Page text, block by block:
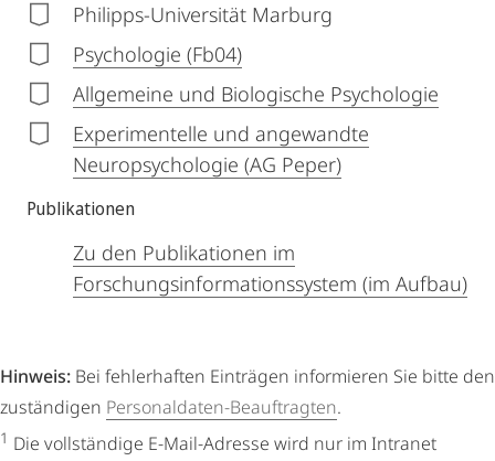
Philipps-Universität Marburg
Psychologie (Fb04)
Allgemeine und Biologische Psychologie
Experimentelle und angewandte
Neuropsychologie (AG Peper)
Publikationen
Zu den Publikationen im
Forschungsinformationssystem (im Aufbau)
Hinweis: Bei fehlerhaften Einträgen informieren Sie bitte den
zuständigen Personaldaten-Beauftragten.
1 Die vollständige E-Mail-Adresse wird nur im Intranet